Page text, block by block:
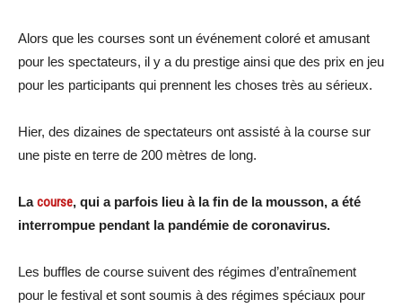
Alors que les courses sont un événement coloré et amusant
pour les spectateurs, il y a du prestige ainsi que des prix en jeu
pour les participants qui prennent les choses très au sérieux.
Hier, des dizaines de spectateurs ont assisté à la course sur
une piste en terre de 200 mètres de long.
Lacourse, qui a parfois lieu à la fin de la mousson, a été
interrompue pendant la pandémie de coronavirus.
Les buffles de course suivent des régimes d’entraînement
pour le festival et sont soumis à des régimes spéciaux pour